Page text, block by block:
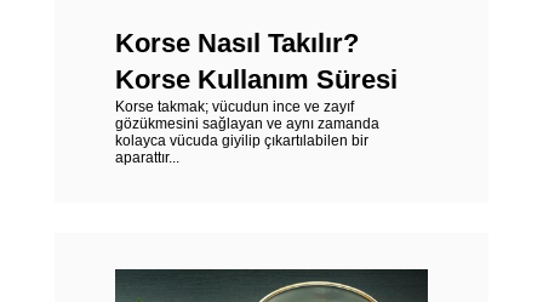
Korse Nasıl Takılır?
Korse Kullanım Süresi
Korse takmak; vücudun ince ve zayıf
gözükmesini sağlayan ve aynı zamanda
kolayca vücuda giyilip çıkartılabilen bir
aparattır...